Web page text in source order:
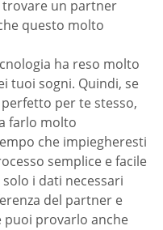
un partner
questo molto
ha reso molto
tuoi sogni. Quindi, se
per te stesso,
farlo molto
che impiegheresti
semplice e facile
i dati necessari
del partner e
puoi provarlo anche